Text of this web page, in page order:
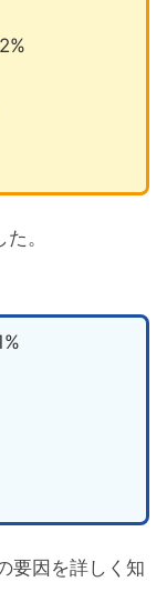
。
要因を詳しく知